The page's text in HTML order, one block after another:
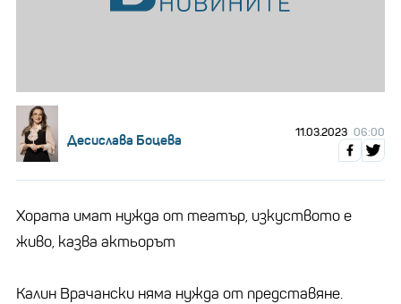
Десислава Боцева 11.03.2023 06:00
Хората имат нужда от театър, изкуството е
живо, казва актьорът
Калин Врачански няма нужда от представяне.